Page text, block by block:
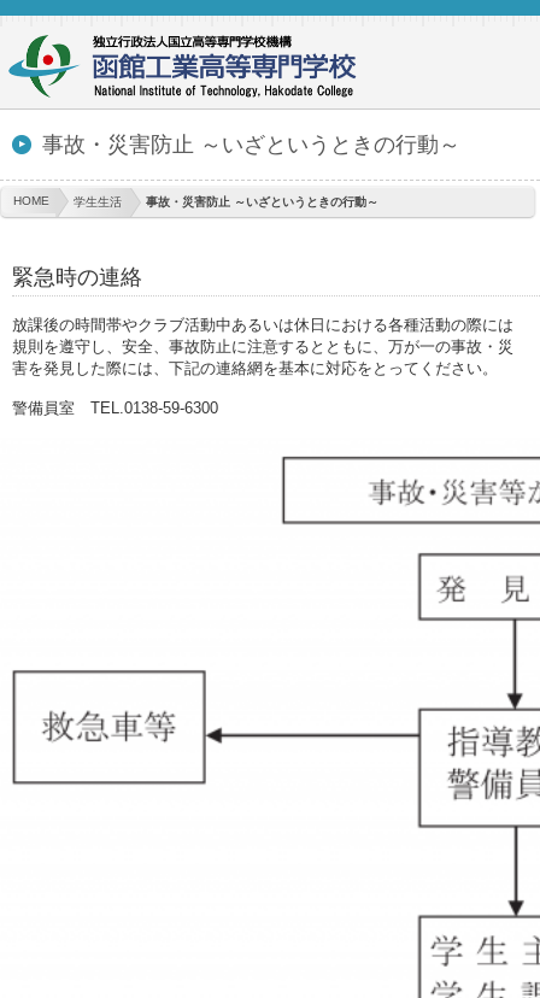
事故・災害防止 ～いざというときの行動～
HOME 学生生活 事故・災害防止 ～いざというときの行動～
緊急時の連絡
放課後の時間帯やクラブ活動中あるいは休日における各種活動の際には
規則を遵守し、安全、事故防止に注意するとともに、万が一の事故・災
害を発見した際には、下記の連絡網を基本に対応をとってください。
警備員室 TEL.0138-59-6300